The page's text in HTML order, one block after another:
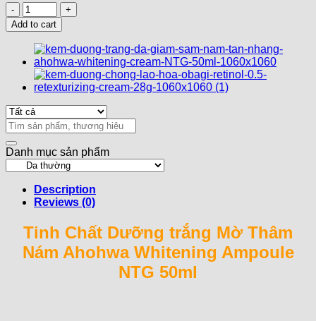
Tinh
Chất
Dưỡng
trắng
Mờ
Thâm
Nám
Ahohwa
Whitening
Ampoule
NTG
50ml
quantity
Add to cart
Search
for:
Danh mục sản phẩm
Description
Reviews (0)
Tinh Chất Dưỡng trắng Mờ Thâm
Nám Ahohwa Whitening Ampoule
NTG 50ml